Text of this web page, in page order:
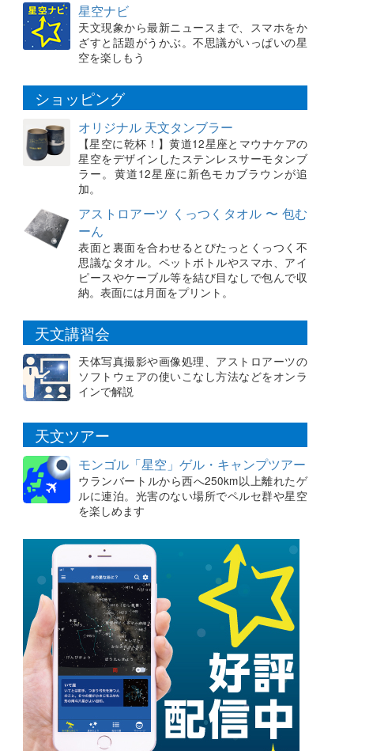
星空ナビ
天文現象から最新ニュースまで、スマホをか
ざすと話題がうかぶ。不思議がいっぱいの星
空を楽しもう
ショッピング
オリジナル 天文タンブラー
【星空に乾杯！】黄道12星座とマウナケアの
星空をデザインしたステンレスサーモタンブ
ラー。黄道12星座に新色モカブラウンが追
加。
アストロアーツ くっつくタオル 〜 包む
ーん
表面と裏面を合わせるとぴたっとくっつく不
思議なタオル。ペットボトルやスマホ、アイ
ピースやケーブル等を結び目なしで包んで収
納。表面には月面をプリント。
天文講習会
天体写真撮影や画像処理、アストロアーツの
ソフトウェアの使いこなし方法などをオンラ
インで解説
天文ツアー
モンゴル「星空」ゲル・キャンプツアー
ウランバートルから西へ250km以上離れたゲ
ルに連泊。光害のない場所でペルセ群や星空
を楽しめます